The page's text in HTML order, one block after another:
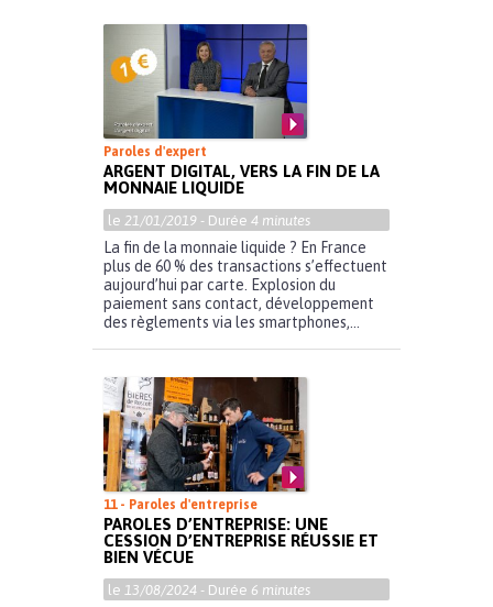
Paroles d'expert
ARGENT DIGITAL, VERS LA FIN DE LA
MONNAIE LIQUIDE
le 21/01/2019 - Durée 4 minutes
La fin de la monnaie liquide ? En France
plus de 60 % des transactions s’effectuent
aujourd’hui par carte. Explosion du
paiement sans contact, développement
des règlements via les smartphones,...
11 - Paroles d'entreprise
PAROLES D’ENTREPRISE: UNE
CESSION D’ENTREPRISE RÉUSSIE ET
BIEN VÉCUE
le 13/08/2024 - Durée 6 minutes